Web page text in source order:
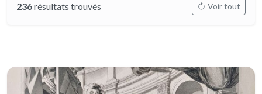
236résultats trouvés Voir tout